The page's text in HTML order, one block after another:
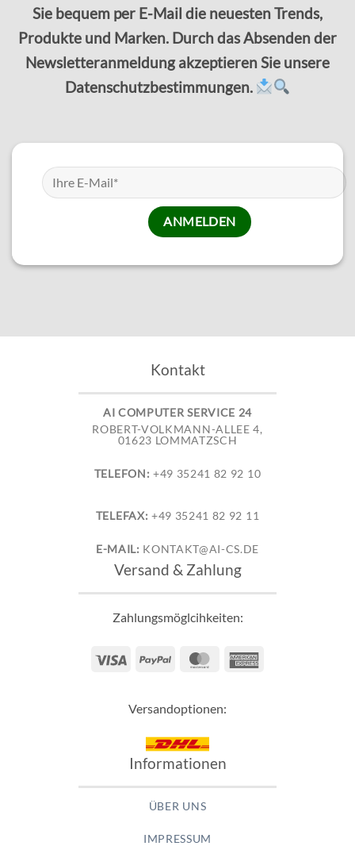
Sie bequem per E-Mail die neuesten Trends,
Produkte und Marken. Durch das Absenden der
Newsletteranmeldung akzeptieren Sie unsere
Datenschutzbestimmungen.
Kontakt
AI COMPUTER SERVICE 24
ROBERT-VOLKMANN-ALLEE 4,
01623 LOMMATZSCH
TELEFON: +49 35241 82 92 10
TELEFAX: +49 35241 82 92 11
E-MAIL: KONTAKT@AI-CS.DE
Versand & Zahlung
Zahlungsmöglcihkeiten:
Visa PayPal MasterCard
Versandoptionen:
Informationen
ÜBER UNS
IMPRESSUM